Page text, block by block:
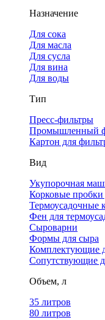
Назначение
Для сока
Для масла
Для сусла
Для вина
Для воды
Тип
Пресс-фильтры
Промышленный
Картон для
Вид
Укупорочная
Корковые
Термоусадочные
Фен для
Сыроварни
Формы для сыра
Комплектующие
Сопутствующие
Объем, л
35 литров
80 литров